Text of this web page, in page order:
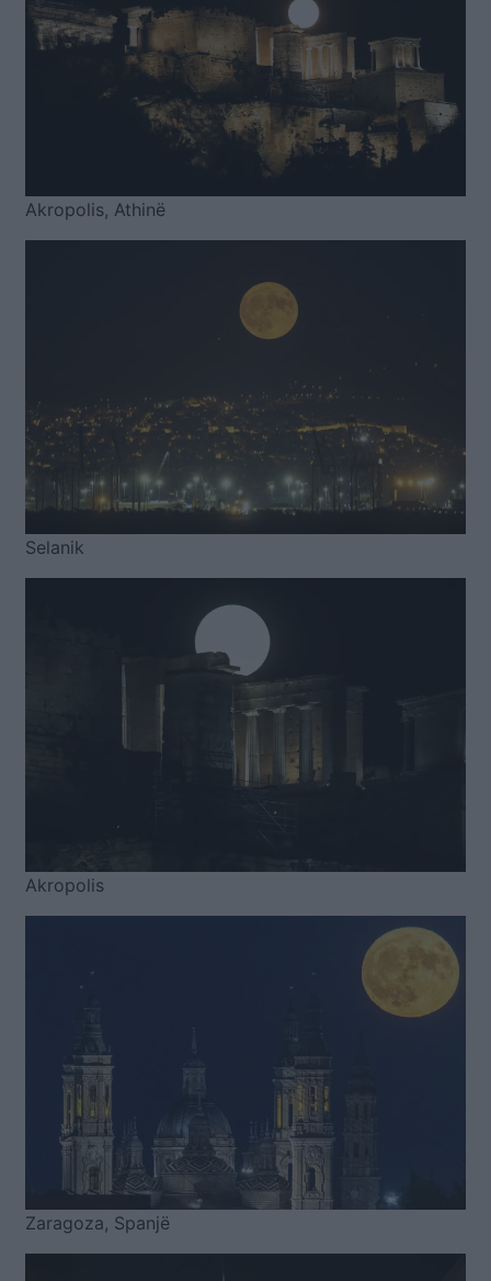
Akropolis, Athinë
Selanik
Akropolis
Zaragoza, Spanjë